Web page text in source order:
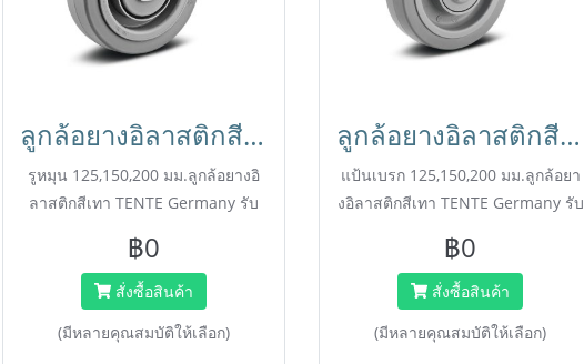
ลูกล้อยางอิลาสติกสีเทา รับน้ำหนัก 450kg. รูหมุน เข็นเงียบ นุ่มนวล มาตรฐานเยอรมัน TENTE
รูหมุน 125,150,200 มม.ลูกล้อยางอิ
ลาสติกสีเทา TENTE Germany รับ
450 กก.) เข็นนุ่มนวล เก็บเสียงดีเยี่ยม
มาตรฐาน DIN EN ISO
9001.****ติดต่อพนักงานขายเพื่อขอ
ราคา สั่งซื้อ ไลน์ @happymove
฿0
สั่งซื้อสินค้า
(มีหลายคุณสมบัติให้เลือก)
ลูกล้อยางอิลาสติกสีเทา รับน้ำหนัก 450kg. แป้นเบรก เข็นเงียบ นุ่มนวล มาตรฐานเยอรมัน TENTE
แป้นเบรก 125,150,200 มม.ลูกล้อยา
งอิลาสติกสีเทา TENTE Germany รับ
450 กก.) เข็นนุ่มนวล เก็บเสียงดีเยี่ยม
มาตรฐาน DIN EN ISO
9001.****ติดต่อพนักงานขายเพื่อขอ
ราคา สั่งซื้อ ไลน์ @happymove
฿0
สั่งซื้อสินค้า
(มีหลายคุณสมบัติให้เลือก)